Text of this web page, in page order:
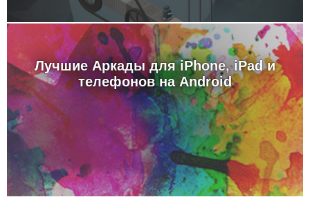
Лучшие Аркады для iPhone, iPad и
телефонов на Android